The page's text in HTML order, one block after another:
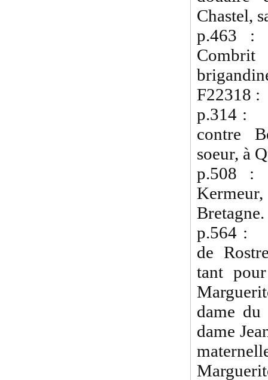
Chastel,
p.463
F22318 :
p.314 :
contre
soeur, à
p.508
Bretagne.
p.564 :
de
tant
dame du
dame